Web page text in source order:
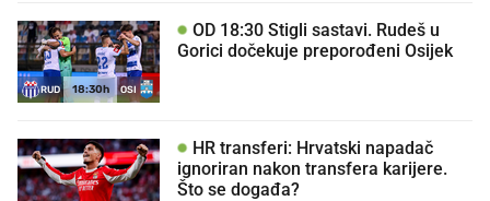
RUD 18:30h OSI
OD 18:30 Stigli sastavi. Rudeš u
Gorici dočekuje preporođeni Osijek
HR transferi: Hrvatski napadač
ignoriran nakon transfera karijere.
Što se događa?